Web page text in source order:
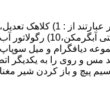
مس و روی را به یکدیگر